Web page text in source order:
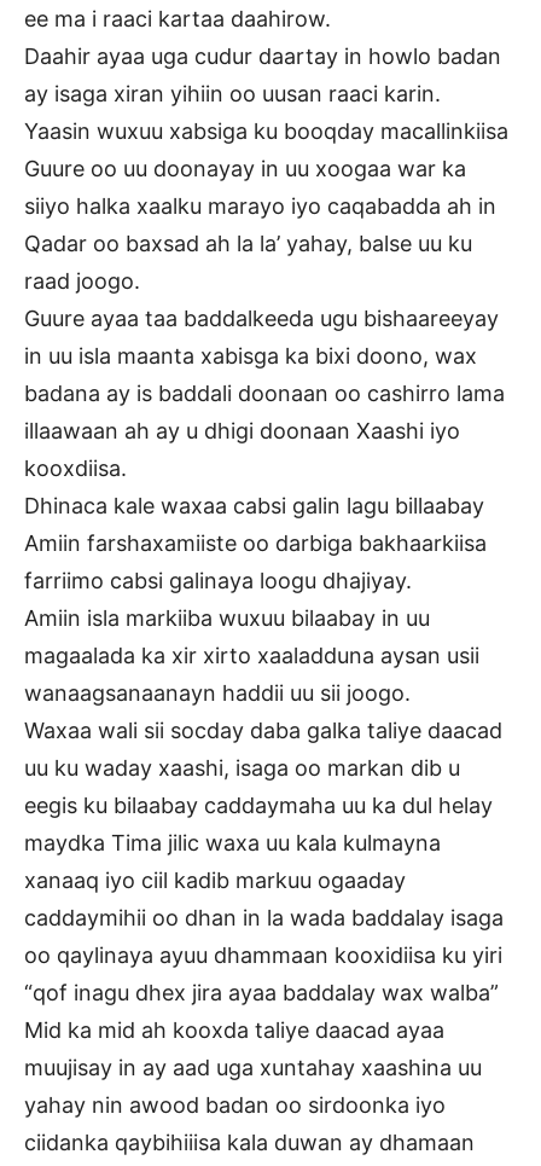
ee ma i raaci kartaa daahirow.
Daahir ayaa uga cudur daartay in howlo badan
ay isaga xiran yihiin oo uusan raaci karin.
Yaasin wuxuu xabsiga ku booqday macallinkiisa
Guure oo uu doonayay in uu xoogaa war ka
siiyo halka xaalku marayo iyo caqabadda ah in
Qadar oo baxsad ah la la’ yahay, balse uu ku
raad joogo.
Guure ayaa taa baddalkeeda ugu bishaareeyay
in uu isla maanta xabisga ka bixi doono, wax
badana ay is baddali doonaan oo cashirro lama
illaawaan ah ay u dhigi doonaan Xaashi iyo
kooxdiisa.
Dhinaca kale waxaa cabsi galin lagu billaabay
Amiin farshaxamiiste oo darbiga bakhaarkiisa
farriimo cabsi galinaya loogu dhajiyay.
Amiin isla markiiba wuxuu bilaabay in uu
magaalada ka xir xirto xaaladduna aysan usii
wanaagsanaanayn haddii uu sii joogo.
Waxaa wali sii socday daba galka taliye daacad
uu ku waday xaashi, isaga oo markan dib u
eegis ku bilaabay caddaymaha uu ka dul helay
maydka Tima jilic waxa uu kala kulmayna
xanaaq iyo ciil kadib markuu ogaaday
caddaymihii oo dhan in la wada baddalay isaga
oo qaylinaya ayuu dhammaan kooxidiisa ku yiri
“qof inagu dhex jira ayaa baddalay wax walba”
Mid ka mid ah kooxda taliye daacad ayaa
muujisay in ay aad uga xuntahay xaashina uu
yahay nin awood badan oo sirdoonka iyo
ciidanka qaybihiiisa kala duwan ay dhamaan